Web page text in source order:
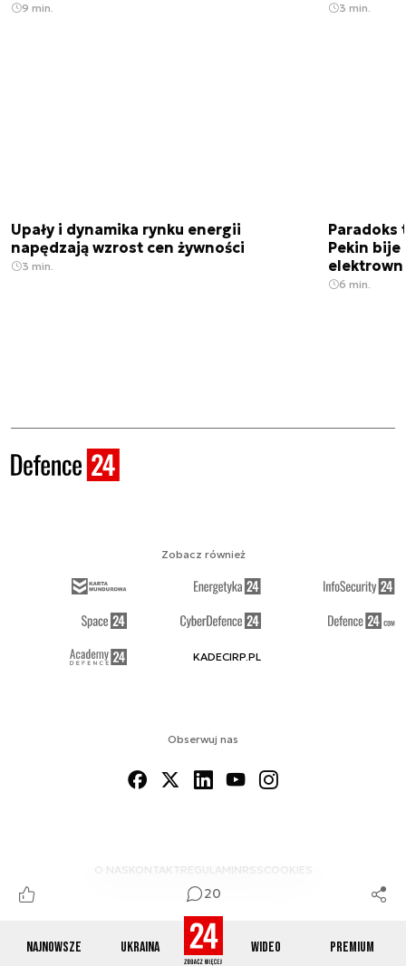
Najnowsze Ukraina Wideo Premium
20
9 min. 3 min.
Upały i dynamika rynku energii
napędzają wzrost cen żywności
3 min.
Paradoks
Pekin bije
6 min.
Obserwuj nas
O NAS KONTAKTREGULAMINRSS COOKIES
Zobacz również
KADECIRP.PL
© 2012-2026 DEFENCE24